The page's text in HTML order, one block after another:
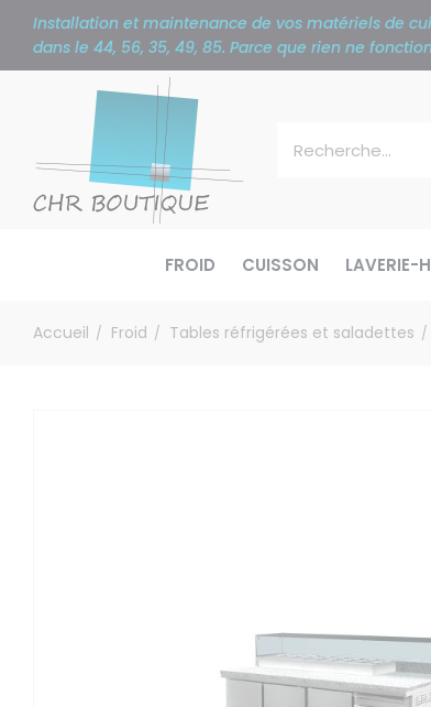
Installation et maintenance de vos matériels de
dans le 44, 56, 35, 49, 85. Parce que rien ne
FROID CUISSON LAVERIE-
Accueil / Froid / Tables réfrigérées et saladettes /
Panneau de gestion des cookies